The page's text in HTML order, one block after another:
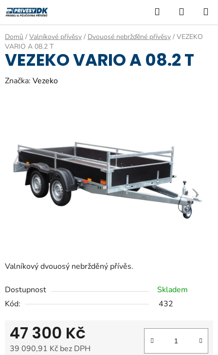
na
obsah
Hledat
KOŠÍK
Domů / Valníkové přívěsy / Dvouosé nebržďěné přívěsy / VEZEKO
VARIO A 08.2 T
Valníkový dvouosý nebržděný přívěs.
Dostupnost
Skladem
Kód:
432
47 300 Kč
39 090,91 Kč bez DPH
VEZEKO VARIO A 08.2 T
Značka: Vezeko